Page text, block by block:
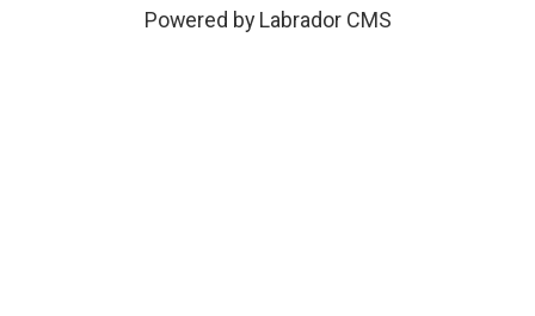
Powered by Labrador CMS